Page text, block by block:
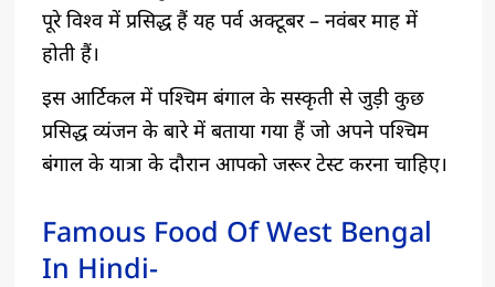
पूरे विश्व में प्रसिद्ध हैं यह पर्व अक्टूबर – नवंबर माह में
होती हैं।
इस आर्टिकल में पश्चिम बंगाल के सस्कृती से जुड़ी कुछ
प्रसिद्ध व्यंजन के बारे में बताया गया हैं जो अपने पश्चिम
बंगाल के यात्रा के दौरान आपको जरूर टेस्ट करना चाहिए।
Famous Food Of West Bengal
In Hindi-